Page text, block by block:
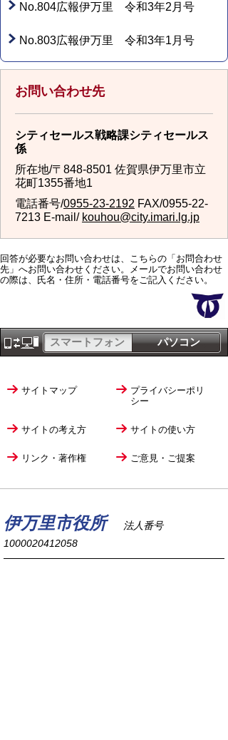
No.804広報伊万里 令和3年2月号
No.803広報伊万里 令和3年1月号
お問い合わせ先
シティセールス戦略課シティセールス
係
所在地/〒848-8501 佐賀県伊万里市立
花町1355番地1
電話番号/0955-23-2192 FAX/0955-22-
7213 E-mail/ kouhou@city.imari.lg.jp
回答が必要なお問い合わせは、こちらの「お問合わせ
先」へお問い合わせください。メールでお問い合わせ
の際は、氏名・住所・電話番号をご記入ください。
パソコン
スマートフォン
サイトマップ
プライバシーポリ
シー
サイトの考え方 サイトの使い方
リンク・著作権 ご意見・ご提案
伊万里市役所
法人番号
1000020412058